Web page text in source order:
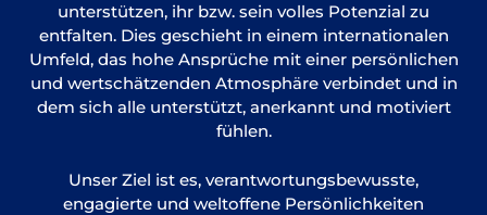
unterstützen, ihr bzw. sein volles Potenzial zu
entfalten. Dies geschieht in einem internationalen
Umfeld, das hohe Ansprüche mit einer persönlichen
und wertschätzenden Atmosphäre verbindet und in
dem sich alle unterstützt, anerkannt und motiviert
fühlen.
Unser Ziel ist es, verantwortungsbewusste,
engagierte und weltoffene Persönlichkeiten